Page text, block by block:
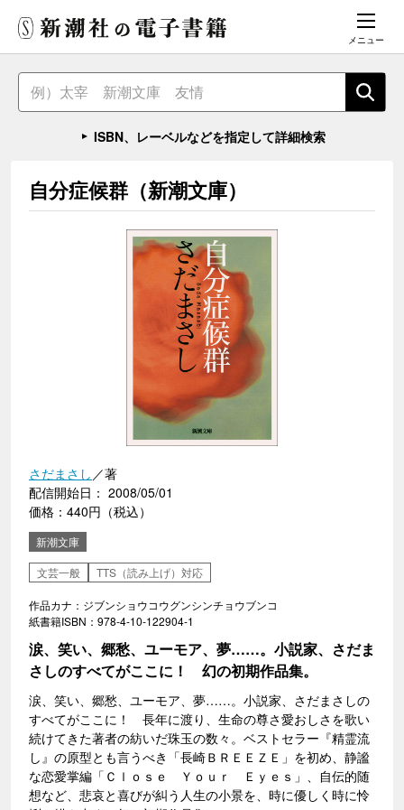
メニュー
ISBN、レーベルなどを指定して詳細検索
自分症候群（新潮文庫）
さだまさし ／著
配信開始日： 2008/05/01
価格：440円（税込）
新潮文庫
文芸一般
TTS（読み上げ）対応
作品カナ：ジブンショウコウグンシンチョウブンコ
紙書籍ISBN：978-4-10-122904-1
涙、笑い、郷愁、ユーモア、夢……。小説家、さだま
さしのすべてがここに！ 幻の初期作品集。
涙、笑い、郷愁、ユーモア、夢……。小説家、さだまさしの
すべてがここに！ 長年に渡り、生命の尊さ愛おしさを歌い
続けてきた著者の紡いだ珠玉の数々。ベストセラー『精霊流
し』の原型とも言うべき「長崎ＢＲＥＥＺＥ」を初め、静謐
な恋愛掌編「Ｃｌｏｓｅ Ｙｏｕｒ Ｅｙｅｓ」、自伝的随
想など、悲哀と喜びが糾う人生の小景を、時に優しく時に怜